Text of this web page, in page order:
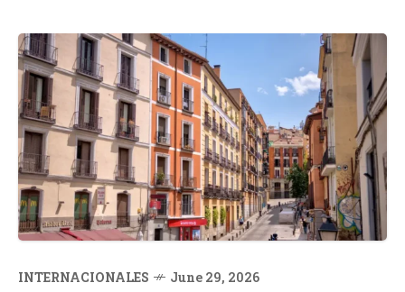
INTERNACIONALES June 29, 2026